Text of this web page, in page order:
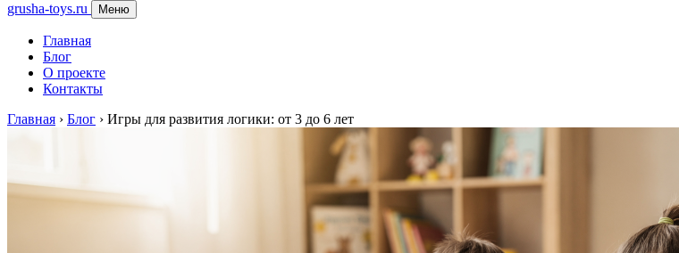
grusha-toys.ru Меню
Главная
Блог
О проекте
Контакты
Главная › Блог › Игры для развития логики: от 3 до 6 лет